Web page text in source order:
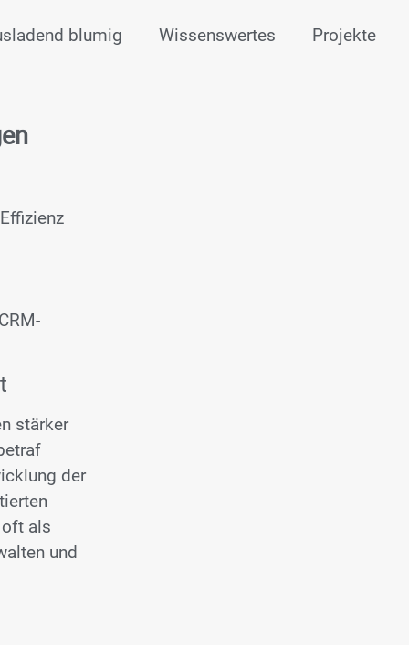
blumig Wissenswertes Projekte
stärker
der
als
und